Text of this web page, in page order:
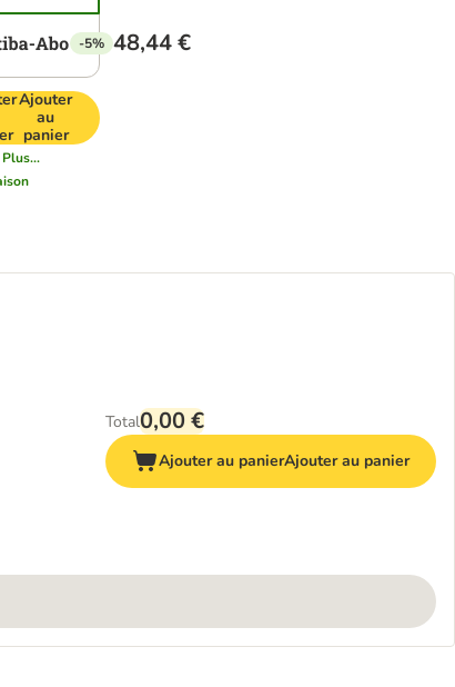
-5% 48,44 €
Ajouter
au
panier
Plus...
Total0,00 €
Ajouter au panierAjouter au panier